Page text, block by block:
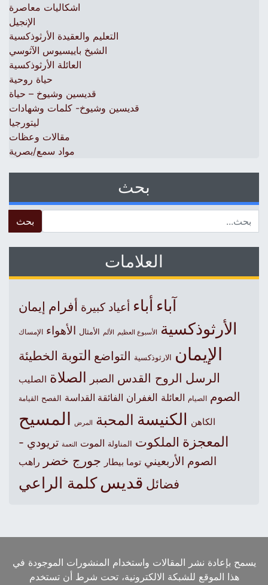
اشكاليات معاصرة
الإنجيل
التعليم والعقيدة الأرثوذكسية
الشيخ باييسيوس الآثوسي
العائلة الأرثوذكسية
حياة روحية
قديسين وشيوخ – حياة
قديسين وشيوخ- كلمات وشهادات
ليتورجيا
مقالات وعظات
مواد سمع/بصرية
بحث
العلامات
آباءأباء أعياد كبيرة أفرام إيمان
الأرثوذكسية الأسبوع العظيم الألم الأمثال الأهواء الإمساك
الإيمان الارثوذكسية التواضع التوبة الخطيئة
الرسل الروح القدس الصبر الصلاة الصليب
الصوم الصيام العائلة الغفران الفائقة القداسة الفصح القيامة
الكاهن الكنيسةالمحبة المرض المسيح
المعجزة الملكوت المناولة الموت النعمة تريودي -
الصوم الأربعيني توما بيطار جورج خضر راهب
فضائل قديس كلمة الراعي
يسمح بإعادة نشر المقالات واستخدام المنشورات الموجودة في
هذا الموقع للشبكة الالكترونية، تحت شرط أن تستخدم